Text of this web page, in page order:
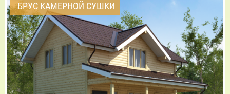
БРУС КАМЕРНОЙ СУШКИ